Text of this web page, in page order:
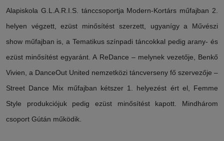
Alapiskola G.L.A.R.I.S. tánccsoportja Modern-Kortárs műfajban 2.
helyen végzett, ezüst minősítést szerzett, ugyanígy a Művészi
show műfajban is, a Tematikus színpadi táncokkal pedig arany- és
ezüst minősítést egyaránt. A ReDance – melynek vezetője, Benkő
Vivien, a DanceOut United nemzetközi táncverseny fő szervezője –
Street Dance Mix műfajban kétszer 1. helyezést ért el, Femme
Style produkciójuk pedig ezüst minősítést kapott. Mindhárom
csoport Gútán működik.